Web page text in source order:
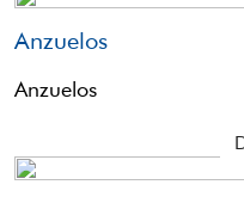
Anzuelos
Anzuelos